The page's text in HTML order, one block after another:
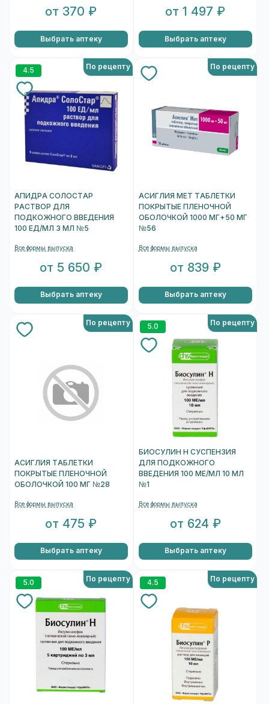
от 370 ₽
Выбрать аптеку
от 1 497 ₽
Выбрать аптеку
4.5 По рецепту
АПИДРА СОЛОСТАР
РАСТВОР ДЛЯ
ПОДКОЖНОГО ВВЕДЕНИЯ
100 ЕД/МЛ 3 МЛ №5
Все формы выпуска
от 5 650 ₽
Выбрать аптеку
По рецепту
АСИГЛИЯ МЕТ ТАБЛЕТКИ
ПОКРЫТЫЕ ПЛЕНОЧНОЙ
ОБОЛОЧКОЙ 1000 МГ+50 МГ
№56
Все формы выпуска
от 839 ₽
Выбрать аптеку
По рецепту
АСИГЛИЯ ТАБЛЕТКИ
ПОКРЫТЫЕ ПЛЕНОЧНОЙ
ОБОЛОЧКОЙ 100 МГ №28
Все формы выпуска
от 475 ₽
Выбрать аптеку
5.0 По рецепту
БИОСУЛИН Н СУСПЕНЗИЯ
ДЛЯ ПОДКОЖНОГО
ВВЕДЕНИЯ 100 МЕ/МЛ 10 МЛ
№1
Все формы выпуска
от 624 ₽
Выбрать аптеку
5.0 По рецепту 4.5 По рецепту